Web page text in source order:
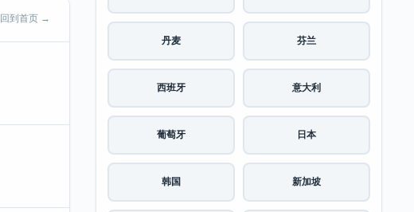
回到首页 →
丹麦 芬兰
西班牙 意大利
葡萄牙 日本
韩国 新加坡